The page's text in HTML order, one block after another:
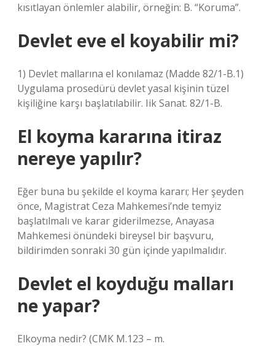
kısıtlayan önlemler alabilir, örneğin: B. “Koruma”.
Devlet eve el koyabilir mi?
1) Devlet mallarına el konılamaz (Madde 82/1-B.1)
Uygulama prosedürü devlet yasal kişinin tüzel
kişiliğine karşı başlatılabilir. Iik Sanat. 82/1-B.
El koyma kararına itiraz
nereye yapılır?
Eğer buna bu şekilde el koyma kararı; Her şeyden
önce, Magistrat Ceza Mahkemesi’nde temyiz
başlatılmalı ve karar giderilmezse, Anayasa
Mahkemesi önündeki bireysel bir başvuru,
bildirimden sonraki 30 gün içinde yapılmalıdır.
Devlet el koyduğu malları
ne yapar?
Elkoyma nedir? (CMK M.123 – m.